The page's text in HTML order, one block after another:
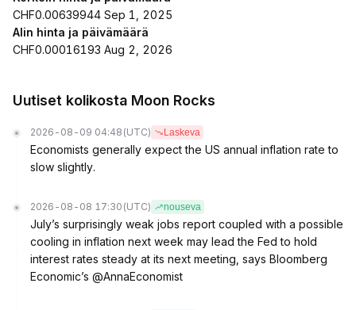
CHF0.00639944 Sep 1, 2025
Alin hinta ja päivämäärä
CHF0.00016193 Aug 2, 2026
Uutiset kolikosta Moon Rocks
2026-08-09 04:48 (UTC) Laskeva
Economists generally expect the US annual inflation rate to
slow slightly.
2026-08-08 17:30 (UTC) nouseva
July’s surprisingly weak jobs report coupled with a possible
cooling in inflation next week may lead the Fed to hold
interest rates steady at its next meeting, says Bloomberg
Economic’s @AnnaEconomist